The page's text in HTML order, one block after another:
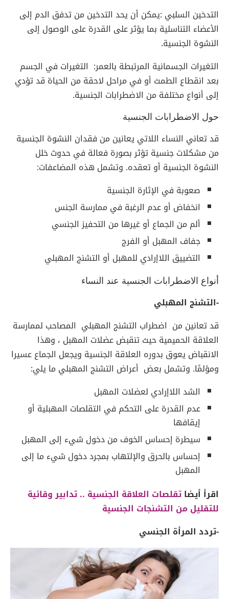
التدخين السلبي :يمكن أن يحد التدخين من تدفق الدم إلى
الأعضاء التناسلية بما يؤثر على القدرة على الوصول إلى
النشوة الجنسية.
التغيرات الجسمانية المرتبطة بالعمر: التغيرات في الجسم
بعد انقطاع الطمث أو في مراحل لاحقة من الحياة قد تؤدي
إلى أنواع مختلفة من الاضطرابات الجنسية.
حول الاضطرابات الجنسية
قد تعاني النساء اللاتي يعانين من فقدان النشوة الجنسية
من مشكلات جنسية تؤثر بصورة فعالة في حدوث خلل
النشوة الجنسية أو تعقده. وتشمل هذه المضاعفات:
صعوبة في الإثارة الجنسية
انخفاض أو عدم الرغبة في ممارسة الجنس
ألم من الجماع أو غيرها من التحفيز الجنسي
جفاف المهبل أو الفرج
التضييق اللاإرادي للمهبل أو التشنج المهبلي
أنواع الاضطرابات الجنسية عند النساء
-التشنج المهبلي
قد تعانين من اضطراب التشنج المهبلي المصاحب لممارسة
العلاقة الحميمية حيث تنقبض عضلات المهبل ، وهذا
الانقباض يعوق بدوره العلاقة الجنسية ويجعل الجماع عسيرا
ومؤلمًا. وتشمل بعض أعراض التشنج المهبلي ما يلي:
الشد اللاإرادي لعضلات المهبل
عدم القدرة على التحكم في التقلصات المهبلية أو
إيقافها
سيطرة إحساس الخوف من دخول شيء إلى المهبل
إحساس بالحرق والإلتهاب بمجرد دخول شيء ما إلى
المهبل
اقرأ أيضاتقلصات العلاقة الجنسية .. تدابير وقائية
للتقليل من التشنجات الجنسية
-تردد المرأة الجنسي